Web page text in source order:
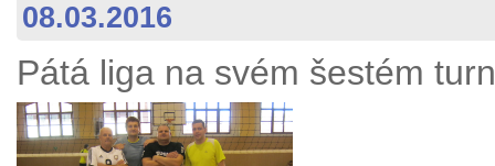
08.03.2016
Pátá liga na svém šestém